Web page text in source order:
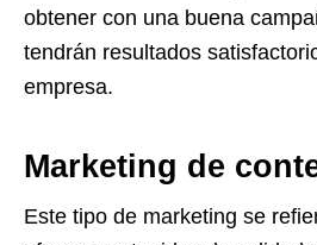
obtener con una buena
tendrán resultados
empresa.
Marketing de
Este tipo de marketing se